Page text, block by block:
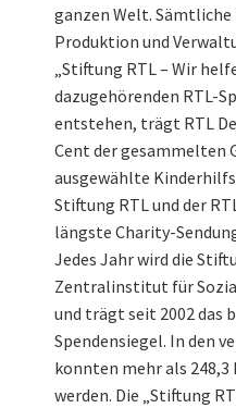
ganzen Welt.
Produktion und
„Stiftung RTL – Wir
dazugehörenden RTL-
entstehen, trägt RTL
Cent der gesammelten
ausgewählte
Stiftung RTL und der
längste Charity-
Jedes Jahr wird die
Zentralinstitut für
und trägt seit 2002 das
Spendensiegel. In den
konnten mehr als
werden. Die „Stiftung